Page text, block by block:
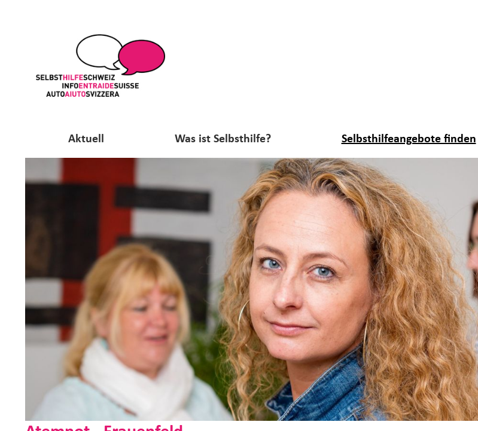
Aktuell Was ist Selbsthilfe? Selbsthilfeangebote finden